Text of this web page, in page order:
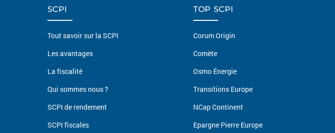
SCPI
Tout savoir sur la SCPI
Les avantages
La fiscalité
Qui sommes nous ?
SCPI de rendement
SCPI fiscales
TOP SCPI
Corum Origin
Comète
Osmo Énergie
Transitions Europe
NCap Continent
Epargne Pierre Europe